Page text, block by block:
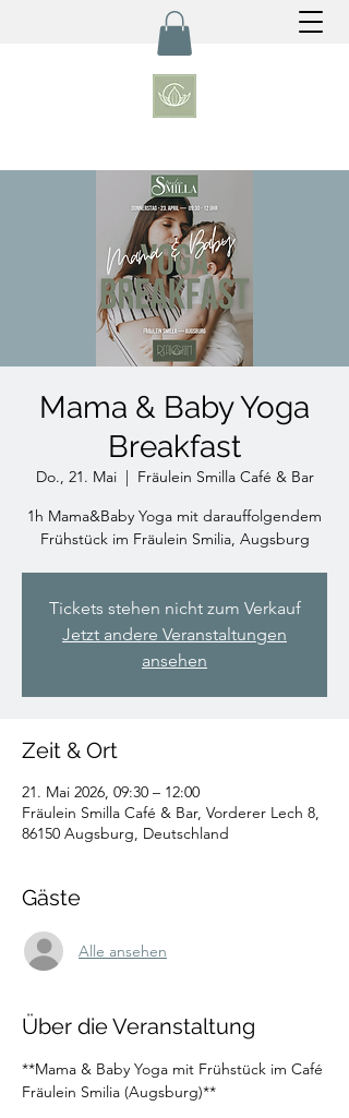
Mama & Baby Yoga
Breakfast
Do., 21. Mai
  |
Fräulein Smilla Café & Bar
1h Mama&Baby Yoga mit darauffolgendem
Frühstück im Fräulein Smilia, Augsburg
Tickets stehen nicht zum Verkauf
Jetzt andere Veranstaltungen
ansehen
Zeit & Ort
21. Mai 2026, 09:30 – 12:00
Fräulein Smilla Café & Bar, Vorderer Lech 8,
86150 Augsburg, Deutschland
Gäste
Alle ansehen
Über die Veranstaltung
**Mama & Baby Yoga mit Frühstück im Café
Fräulein Smilia (Augsburg)**